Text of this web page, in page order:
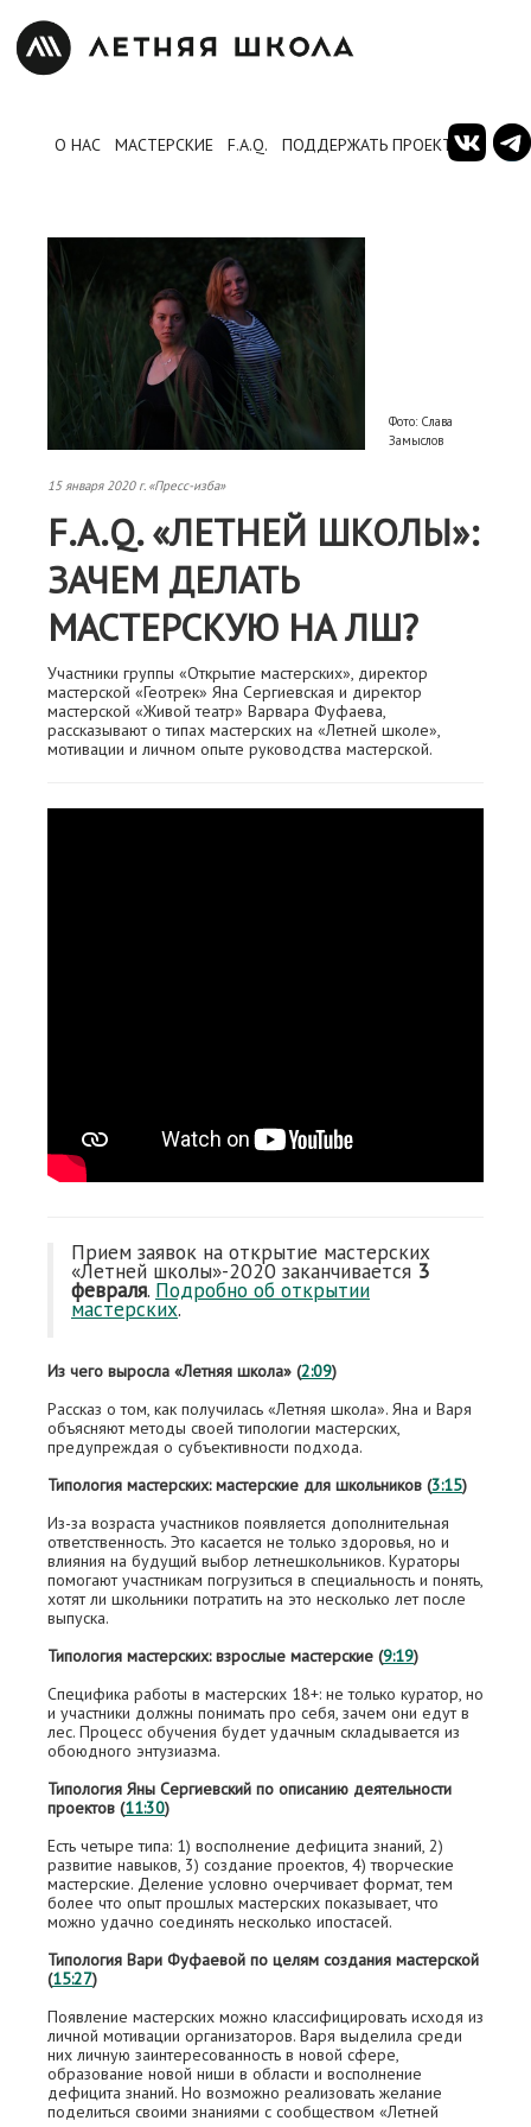
О НАС МАСТЕРСКИЕ F.A.Q. ПОДДЕРЖАТЬ ПРОЕКТ
Фото: Слава
Замыслов
15 января 2020 г. «Пресс-изба»
F.A.Q. «ЛЕТНЕЙ ШКОЛЫ»:
ЗАЧЕМ ДЕЛАТЬ
МАСТЕРСКУЮ НА ЛШ?
Участники группы «Открытие мастерских», директор
мастерской «Геотрек» Яна Сергиевская и директор
мастерской «Живой театр» Варвара Фуфаева,
рассказывают о типах мастерских на «Летней школе»,
мотивации и личном опыте руководства мастерской.
Прием заявок на открытие мастерских
«Летней школы»-2020 заканчивается 3
февраля. Подробно об открытии
мастерских.
Из чего выросла «Летняя школа» (2:09)
Рассказ о том, как получилась «Летняя школа». Яна и Варя
объясняют методы своей типологии мастерских,
предупреждая о субъективности подхода.
Типология мастерских: мастерские для школьников (3:15)
Из-за возраста участников появляется дополнительная
ответственность. Это касается не только здоровья, но и
влияния на будущий выбор летнешкольников. Кураторы
помогают участникам погрузиться в специальность и понять,
хотят ли школьники потратить на это несколько лет после
выпуска.
Типология мастерских: взрослые мастерские (9:19)
Специфика работы в мастерских 18+: не только куратор, но
и участники должны понимать про себя, зачем они едут в
лес. Процесс обучения будет удачным складывается из
обоюдного энтузиазма.
Типология Яны Сергиевский по описанию деятельности
проектов (11:30)
Есть четыре типа: 1) восполнение дефицита знаний, 2)
развитие навыков, 3) создание проектов, 4) творческие
мастерские. Деление условно очерчивает формат, тем
более что опыт прошлых мастерских показывает, что
можно удачно соединять несколько ипостасей.
Типология Вари Фуфаевой по целям создания мастерской
(15:27)
Появление мастерских можно классифицировать исходя из
личной мотивации организаторов. Варя выделила среди
них личную заинтересованность в новой сфере,
образование новой ниши в области и восполнение
дефицита знаний. Но возможно реализовать желание
поделиться своими знаниями с сообществом «Летней